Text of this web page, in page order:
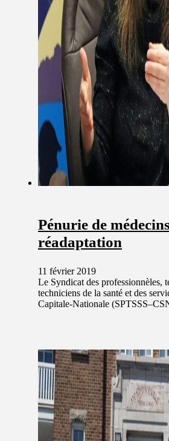
Pénurie de
réadaptation
11 février 2019
Le Syndicat des professionnèles,
techniciens de la santé et des
Capitale-Nationale